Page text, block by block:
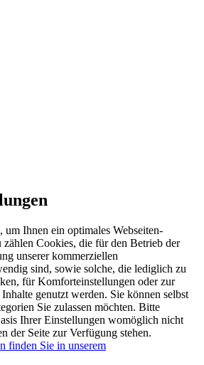
Ihnen ein optimales Webseiten-
Cookies, die für den Betrieb der
unserer kommerziellen
sind, sowie solche, die lediglich zu
für Komforteinstellungen oder zur
genutzt werden. Sie können selbst
Sie zulassen möchten. Bitte
Ihrer Einstellungen womöglich nicht
der Seite zur Verfügung stehen.
finden Sie in unserem